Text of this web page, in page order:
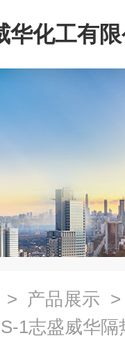
华化工有
> 产品展示
1志盛威华隔